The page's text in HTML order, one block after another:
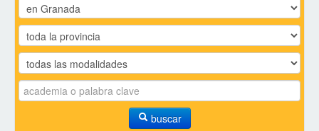
buscar